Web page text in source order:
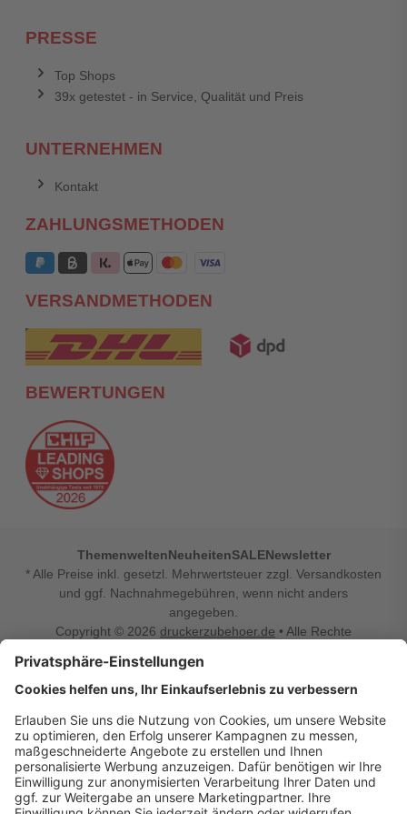
PRESSE
Top Shops
39x getestet - in Service, Qualität und Preis
UNTERNEHMEN
Kontakt
ZAHLUNGSMETHODEN
VERSANDMETHODEN
BEWERTUNGEN
ThemenweltenNeuheitenSALENewsletter
* Alle Preise inkl. gesetzl. Mehrwertsteuer zzgl. Versandkosten
und ggf. Nachnahmegebühren, wenn nicht anders
angegeben.
Copyright © 2026 druckerzubehoer.de • Alle Rechte
Vertrag widerrufen
Druckerzubehoer.de – preiswerte Qualität für Ihr Office
Sie sind auf der Suche nach dem passenden Druckerzubehör
oder Zubehör für das Büro, den Computer oder Ihr
Smartphone? Dann sind Sie bei Druckerzubehoer.de genau
richtig! Unser breites Sortiment bietet unter anderem Tinte
und Toner für alle gängigen Druckermodelle – großer sowie